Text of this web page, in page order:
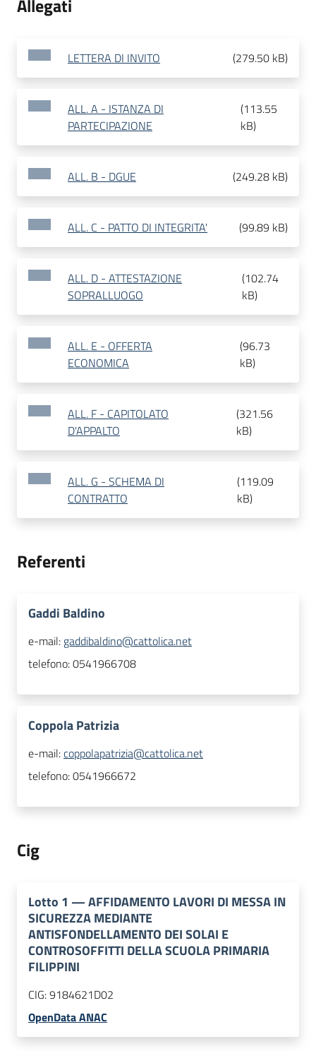
Allegati
LETTERA DI INVITO (279.50 kB)
ALL. A - ISTANZA DI
PARTECIPAZIONE
(113.55
kB)
ALL. B - DGUE (249.28 kB)
ALL. C - PATTO DI INTEGRITA' (99.89 kB)
ALL. D - ATTESTAZIONE
SOPRALLUOGO
(102.74
kB)
ALL. E - OFFERTA
ECONOMICA
(96.73
kB)
ALL. F - CAPITOLATO
D'APPALTO
(321.56
kB)
ALL. G - SCHEMA DI
CONTRATTO
(119.09
kB)
Referenti
Gaddi Baldino
e-mail: gaddibaldino@cattolica.net
telefono:0541966708
Coppola Patrizia
e-mail:coppolapatrizia@cattolica.net
telefono:0541966672
Cig
Lotto 1 —AFFIDAMENTO LAVORI DI MESSA IN
SICUREZZA MEDIANTE
ANTISFONDELLAMENTO DEI SOLAI E
CONTROSOFFITTI DELLA SCUOLA PRIMARIA
FILIPPINI
CIG:9184621D02
OpenData ANAC